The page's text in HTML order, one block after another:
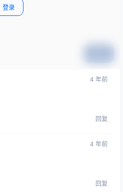
登录
4 年前
回复
4 年前
回复